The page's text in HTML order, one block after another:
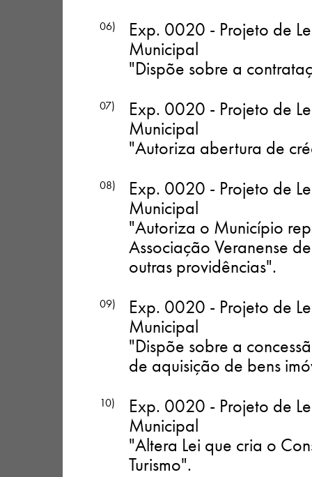
06)
Exp. 0020 - Projeto de
Municipal
"Dispõe sobre a
07)
Exp. 0020 - Projeto de
Municipal
"Autoriza abertura de
08)
Exp. 0020 - Projeto de
Municipal
"Autoriza o Município
Associação Veranense
outras providências".
09)
Exp. 0020 - Projeto de
Municipal
"Dispõe sobre a
de aquisição de bens
10)
Exp. 0020 - Projeto de
Municipal
"Altera Lei que cria o
Turismo".